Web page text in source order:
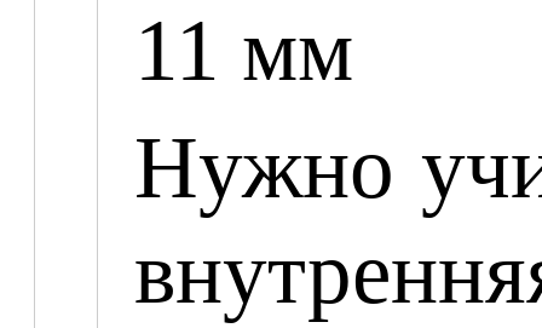
11 мм
Нужно